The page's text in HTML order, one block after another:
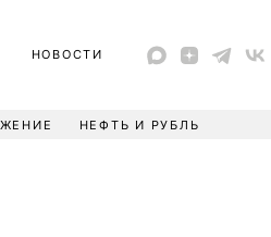
НОВОСТИ
НЕФТЬ И РУБЛЬ